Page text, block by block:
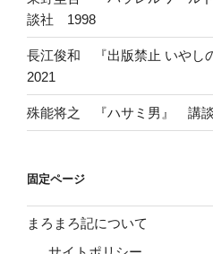
談社 1998
長江俊和 『出版禁止 いや
2021
殊能将之 『ハサミ男』 講
固定ページ
まろまろ記について